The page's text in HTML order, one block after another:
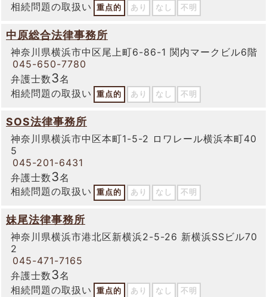
相続問題の取扱い
重点的 あり なし 不明
中原総合法律事務所
神奈川県横浜市中区尾上町6-86-1 関内マークビル6階
045-650-7780
弁護士数3名
相続問題の取扱い
重点的 あり なし 不明
SOS法律事務所
神奈川県横浜市中区本町1-5-2 ロワレール横浜本町40
5
045-201-6431
弁護士数3名
相続問題の取扱い
重点的 あり なし 不明
妹尾法律事務所
神奈川県横浜市港北区新横浜2-5-26 新横浜SSビル70
2
045-471-7165
弁護士数3名
相続問題の取扱い
重点的 あり なし 不明